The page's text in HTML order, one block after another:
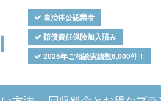
自治体公認業者
賠償責任保険加入済み
2025年ご相談実績数6,000件！